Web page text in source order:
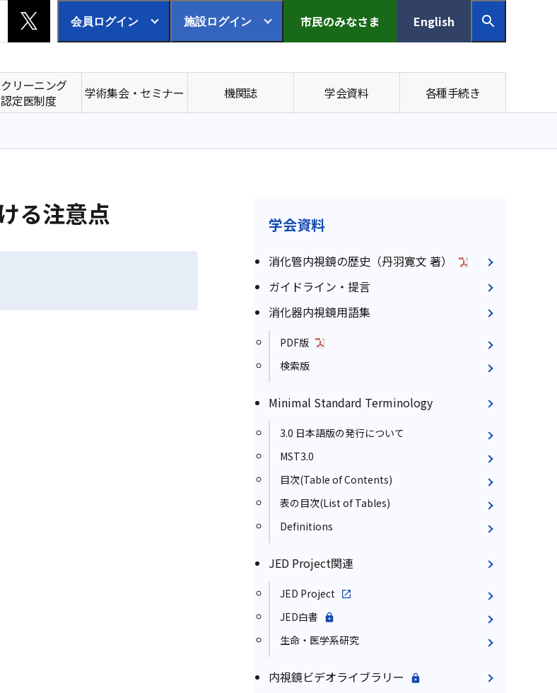
会員ログイン 施設ログイン 市民のみなさま English
リーニング
認定医制度
学術集会・セミナー 機関誌 学会資料 各種手続き
る注意点 学会資料
消化管内視鏡の歴史（丹羽寛文 著）
ガイドライン・提言
消化器内視鏡用語集
PDF版
検索版
Minimal Standard Terminology
3.0 日本語版の発行について
MST3.0
目次(Table of Contents)
表の目次(List of Tables)
Definitions
JED Project関連
JED Project
JED白書
生命・医学系研究
内視鏡ビデオライブラリー